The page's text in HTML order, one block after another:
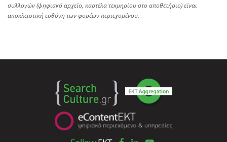
συλλογών (ψηφιακό αρχείο, καρτέλα τεκμηρίου στο αποθετήριο) είναι
αποκλειστική ευθύνη των φορέων περιεχομένου.